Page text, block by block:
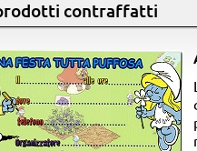
contraffatti